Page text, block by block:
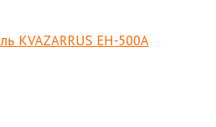
KVAZARRUS EH-500A